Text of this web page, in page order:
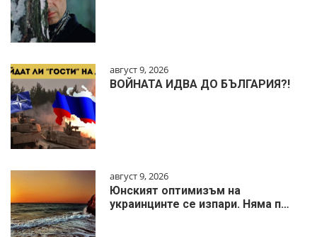
август 9, 2026
ВОЙНАТА ИДВА ДО БЪЛГАРИЯ?!
август 9, 2026
Юнският оптимизъм на
украинцинте се изпари. Няма п…